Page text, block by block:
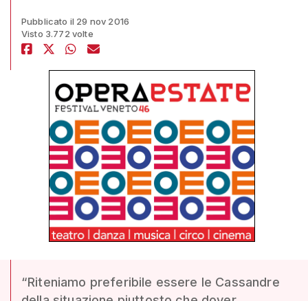
Pubblicato il 29 nov 2016
Visto 3.772 volte
“Riteniamo preferibile essere le Cassandre